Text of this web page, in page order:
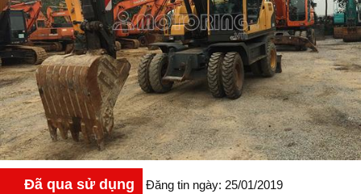
Đã qua sử dụng Đăng tin ngày: 25/01/2019